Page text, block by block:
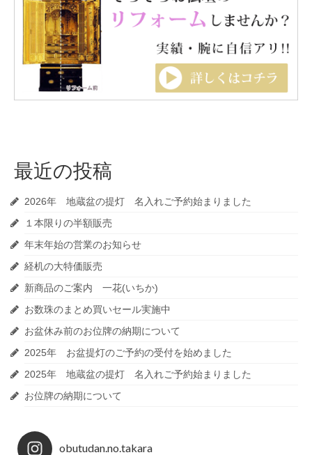
最近の投稿
2026年 地蔵盆の提灯 名入れご予約始まりました
１本限りの半額販売
年末年始の営業のお知らせ
経机の大特価販売
新商品のご案内 一花(いちか)
お数珠のまとめ買いセール実施中
お盆休み前のお位牌の納期について
2025年 お盆提灯のご予約の受付を始めました
2025年 地蔵盆の提灯 名入れご予約始まりました
お位牌の納期について
obutudan.no.takara